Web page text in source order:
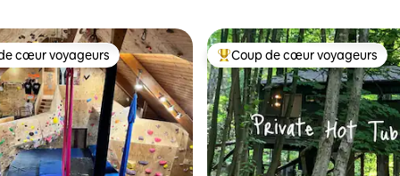
cœur voyageurs les plus appréciés
cœur voyageurs Coups de cœur voyageurs les
Coup de cœur voyageurs